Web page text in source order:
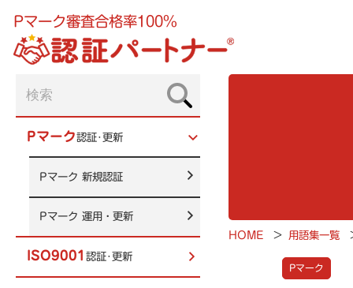
Pマーク審査合格率100%
Pマーク認証･更新
Pマーク 新規認証
Pマーク 運用・更新
ISO9001 認証･更新
HOME > 用語集一覧
Pマーク